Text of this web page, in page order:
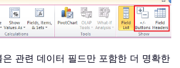
은 관련 데이터 필드만 포함한 더 명확한